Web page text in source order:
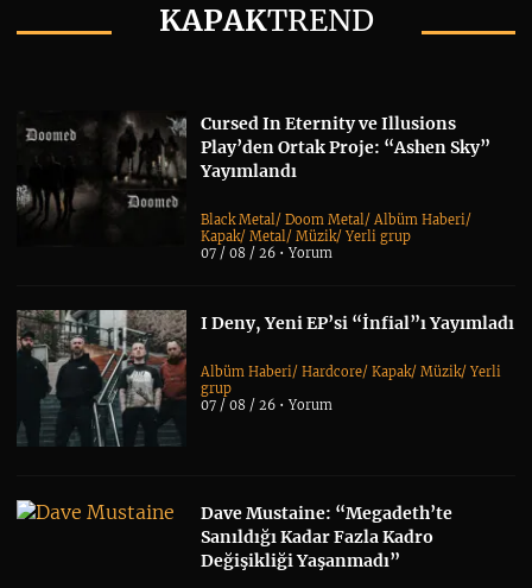
KAPAKTREND
Cursed In Eternity ve Illusions
Play’den Ortak Proje: “Ashen Sky”
Yayımlandı
Black Metal/Doom Metal/Albüm Haberi/
Kapak/Metal/Müzik/Yerli grup
07 / 08 / 26 •Yorum
I Deny, Yeni EP’si “İnfial”ı Yayımladı
Albüm Haberi/Hardcore/Kapak/Müzik/Yerli
grup
07 / 08 / 26 •Yorum
Dave Mustaine: “Megadeth’te
Sanıldığı Kadar Fazla Kadro
Değişikliği Yaşanmadı”